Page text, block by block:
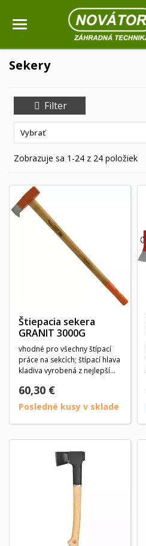
Sekery
Filter
Vybrať
Zobrazuje sa 1-24 z 24 položiek
Štiepacia sekera
GRANIT 3000G
vhodné pro všechny štípací
práce na sekcích; štípací hlava
kladiva vyrobená z nejlepší
60,30 €
Posledné kusy v sklade